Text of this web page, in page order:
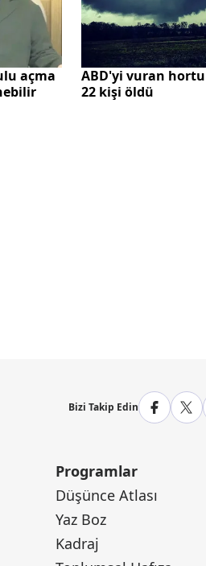
açma
ABD'yi vuran
22 kişi öldü
Bizi Takip Edin
Programlar
Düşünce Atlası
Yaz Boz
Kadraj